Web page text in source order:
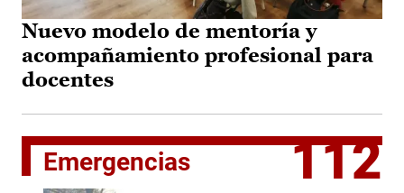
Nuevo modelo de mentoría y
acompañamiento profesional para
docentes
Emergencias 112